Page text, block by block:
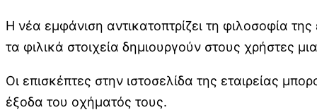
Η νέα εμφάνιση αντικατοπτρίζει τη φιλοσοφία
τα φιλικά στοιχεία δημιουργούν στους χρήστες
Οι επισκέπτες στην ιστοσελίδα της εταιρείας
έξοδα του οχήματός τους.